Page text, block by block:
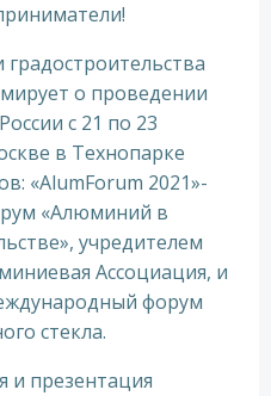
о проведении
с 21 по 23
в Технопарке
«AlumForum 2021»-
«Алюминий в
учредителем
Ассоциация, и
форум
стекла.
и презентация